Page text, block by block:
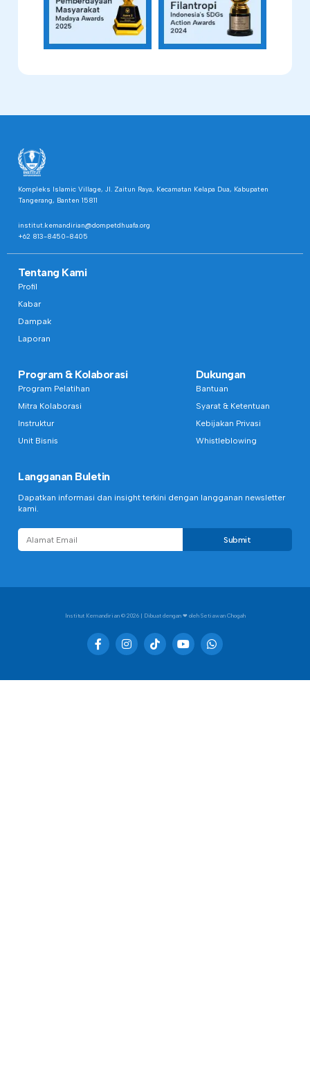
Kompleks Islamic Village, Jl. Zaitun Raya, Kecamatan Kelapa Dua, Kabupaten
Tangerang, Banten 15811
institut.kemandirian@dompetdhuafa.org
+62 813-8450-8405
Tentang Kami
Profil
Kabar
Dampak
Laporan
Program & Kolaborasi
Program Pelatihan
Mitra Kolaborasi
Instruktur
Unit Bisnis
Dukungan
Bantuan
Syarat & Ketentuan
Kebijakan Privasi
Whistleblowing
Langganan Buletin
Dapatkan informasi dan insight terkini dengan langganan newsletter
kami.
Submit
Institut Kemandirian © 2026 | Dibuat dengan ❤︎ oleh Setiawan Chogah